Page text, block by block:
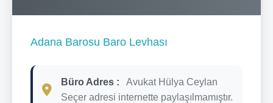
Adana Barosu Baro Levhası
Büro Adres :
Avukat Hülya Ceylan
Seçer adresi internette paylaşılmamıştır.